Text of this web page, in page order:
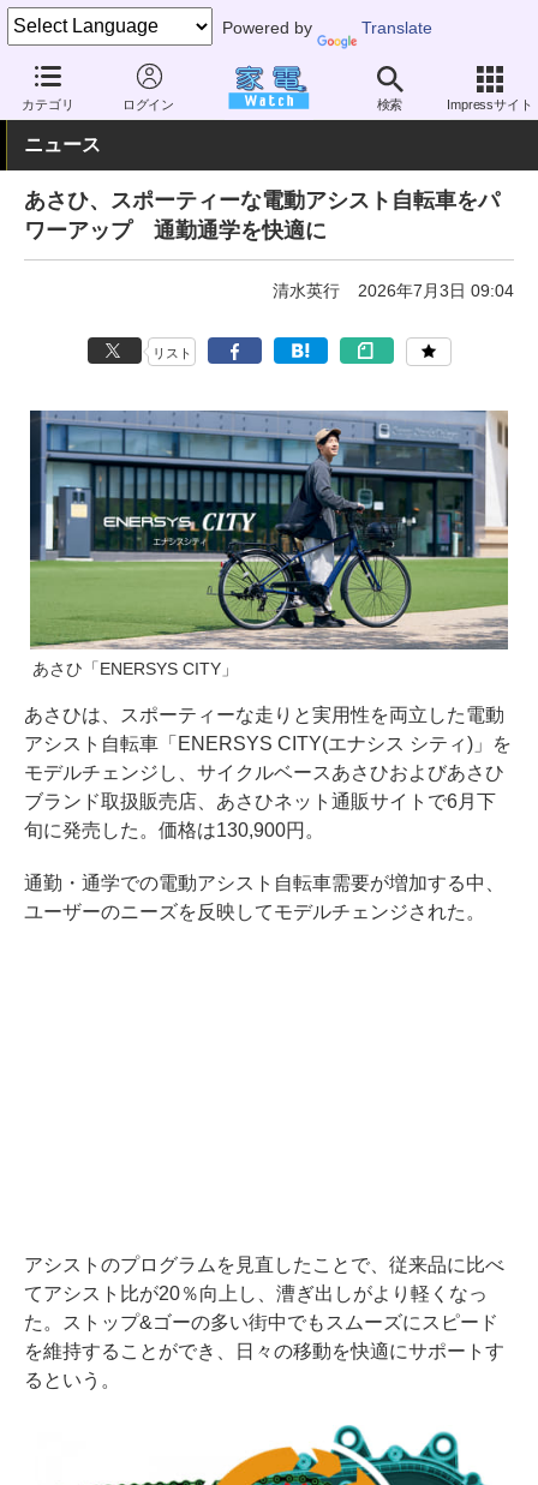
Powered by Translate
カテゴリ ログイン 検索 Impressサイト
家電 Watch その他・家電 アウトドア 電動自転車
ニュース
あさひ、スポーティーな電動アシスト自転車をパ
ワーアップ 通勤通学を快適に
清水英行 2026年7月3日 09:04
リスト
あさひ「ENERSYS CITY」
あさひは、スポーティーな走りと実用性を両立した電動
アシスト自転車「ENERSYS CITY(エナシス シティ)」を
モデルチェンジし、サイクルベースあさひおよびあさひ
ブランド取扱販売店、あさひネット通販サイトで6月下
旬に発売した。価格は130,900円。
通勤・通学での電動アシスト自転車需要が増加する中、
ユーザーのニーズを反映してモデルチェンジされた。
アシストのプログラムを見直したことで、従来品に比べ
てアシスト比が20％向上し、漕ぎ出しがより軽くなっ
た。ストップ&ゴーの多い街中でもスムーズにスピード
を維持することができ、日々の移動を快適にサポートす
るという。